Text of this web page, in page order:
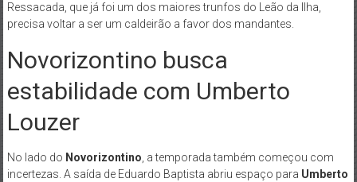
Ressacada, que já foi um dos maiores trunfos do Leão da Ilha,
precisa voltar a ser um caldeirão a favor dos mandantes.
Novorizontino busca
estabilidade com Umberto
Louzer
No lado do Novorizontino , a temporada também começou com
incertezas. A saída de Eduardo Baptista abriu espaço para Umberto